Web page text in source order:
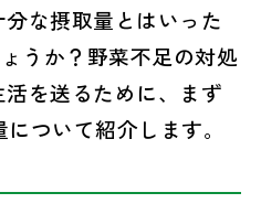
な摂取量とはいった
うか？野菜不足の対処
を送るために、まず
ついて紹介します。